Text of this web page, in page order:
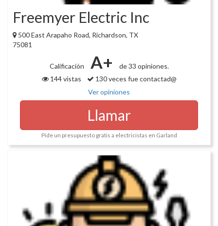
Freemyer Electric Inc
500 East Arapaho Road, Richardson, TX
75081
Calificación A+
de 33 opiniones.
144 vistas
130 veces fue contactad@
Ver opiniones
Llamar
Pide un presupuesto gratis a electricistas en Garland